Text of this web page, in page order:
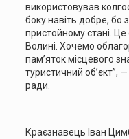
використовував
боку навіть добре, бо
пристойному стані.
Волині. Хочемо
пам’яток місцевого
туристичний об’єкт”,
ради.
Краєзнавець Іван